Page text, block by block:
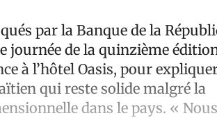
par la Banque de la
journée de la quinzième
à l’hôtel Oasis, pour
qui reste solide malgré la
dans le pays. «